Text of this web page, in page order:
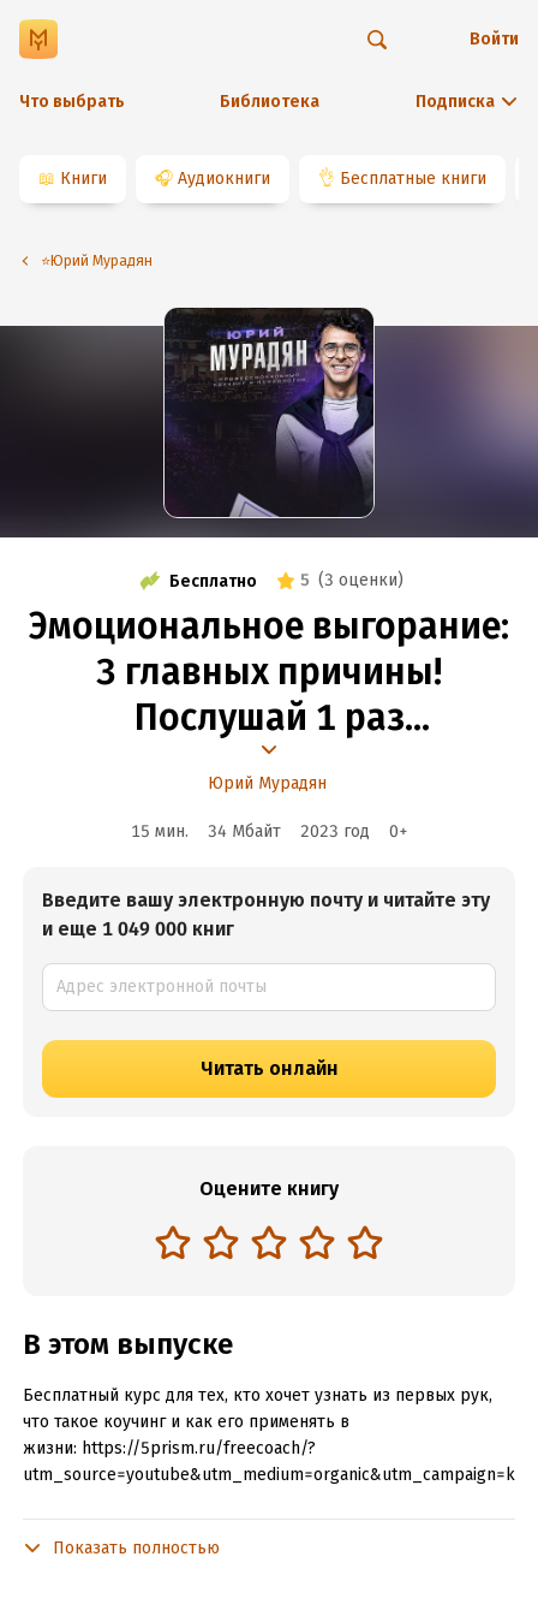
Что выбрать Библиотека Подписка
Войти
📖 Книги 🎧 Аудиокниги 👌 Бесплатные книги
⭐️Юрий Мурадян
Бесплатно 5 (3 оценки)
Эмоциональное выгорание:
3 главных причины!
Послушай 1 раз
и перестанешь страдать
Юрий Мурадян
15 мин. 34 Мбайт 2023 год 0+
Введите вашу электронную почту и читайте эту
и еще 1 049 000 книг
Читать онлайн
Оцените книгу
В этом выпуске
Бесплатный курс для тех, кто хочет узнать из первых рук,
что такое коучинг и как его применять в
жизни: https://5prism.ru/freecoach/?
канале: https://t.me/ymuradyan
Показать полностью